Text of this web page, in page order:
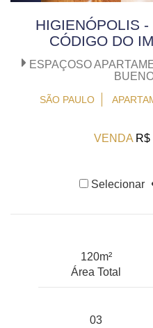
HIGIENÓPOLIS
CÓDIGO DO
ESPAÇOSO
SÃO PAULO
VENDA R$
Selecionar
120m²
Área Total
03